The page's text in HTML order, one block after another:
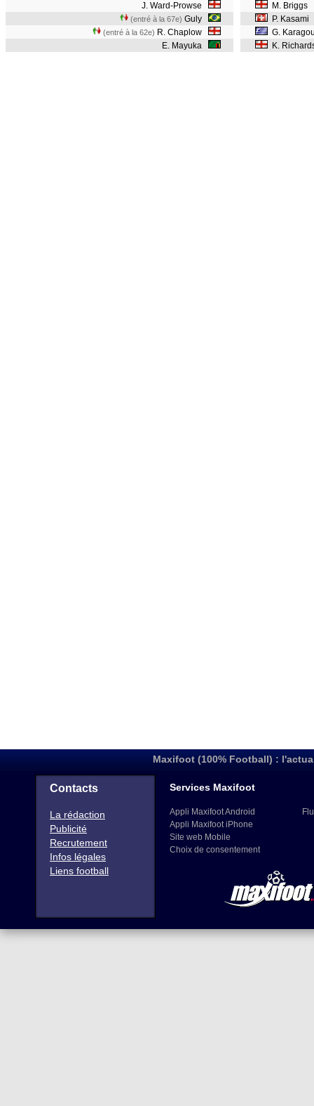
J. Ward-Prowse
(entré à la 67e) Guly
(entré à la 62e) R. Chaplow
E. Mayuka
M. Briggs
P. Kasami
G.
K.
Maxifoot (100% Football) :
Contacts
La rédaction
Publicité
Recrutement
Infos légales
Liens football
Services Maxifoot
Appli Maxifoot Android
Appli Maxifoot iPhone
Site web Mobile
Choix de consentement